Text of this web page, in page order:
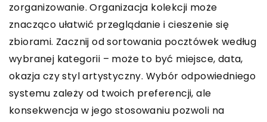
zorganizowanie. Organizacja kolekcji może
znacząco ułatwić przeglądanie i cieszenie się
zbiorami. Zacznij od sortowania pocztówek według
wybranej kategorii – może to być miejsce, data,
okazja czy styl artystyczny. Wybór odpowiedniego
systemu zależy od twoich preferencji, ale
konsekwencja w jego stosowaniu pozwoli na